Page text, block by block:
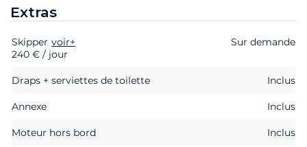
Extras
Extras Statut
Skipper voir+
Sur demande
240 € / jour
Draps + serviettes de toilette Inclus
Annexe Inclus
Moteur hors bord Inclus